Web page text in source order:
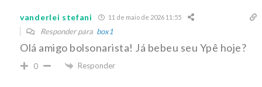
vanderlei stefani 11 de maio de 2026 11:55
Responder para box1
Olá amigo bolsonarista! Já bebeu seu Ypê hoje?
0 Responder